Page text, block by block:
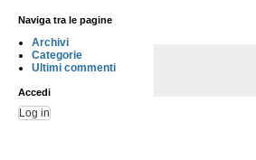
Naviga tra le pagine
Archivi
Categorie
Ultimi commenti
Accedi
Log in